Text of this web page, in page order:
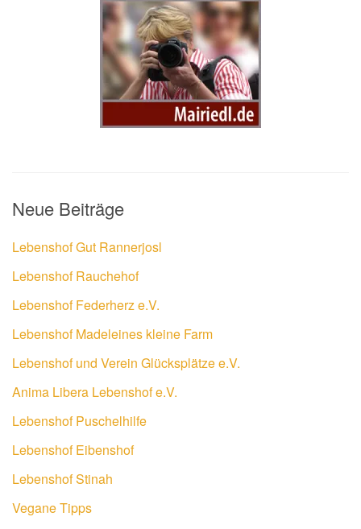
Neue Beiträge
Lebenshof Gut Rannerjosl
Lebenshof Rauchehof
Lebenshof Federherz e.V.
Lebenshof Madeleines kleine Farm
Lebenshof und Verein Glücksplätze e.V.
Anima Libera Lebenshof e.V.
Lebenshof Puschelhilfe
Lebenshof Eibenshof
Lebenshof Stinah
Vegane Tipps